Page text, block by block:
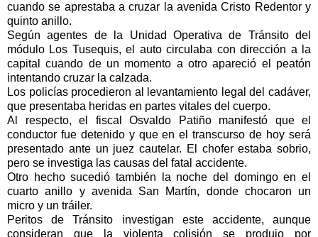
cuando se aprestaba a cruzar la avenida Cristo Redentor y
quinto anillo.
Según agentes de la Unidad Operativa de Tránsito del
módulo Los Tusequis, el auto circulaba con dirección a la
capital cuando de un momento a otro apareció el peatón
intentando cruzar la calzada.
Los policías procedieron al levantamiento legal del cadáver,
que presentaba heridas en partes vitales del cuerpo.
Al respecto, el fiscal Osvaldo Patiño manifestó que el
conductor fue detenido y que en el transcurso de hoy será
presentado ante un juez cautelar. El chofer estaba sobrio,
pero se investiga las causas del fatal accidente.
Otro hecho sucedió también la noche del domingo en el
cuarto anillo y avenida San Martín, donde chocaron un
micro y un tráiler.
Peritos de Tránsito investigan este accidente, aunque
consideran que la violenta colisión se produjo por